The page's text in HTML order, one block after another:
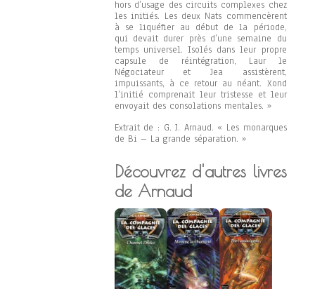
hors d’usage des circuits complexes chez
les initiés. Les deux Nats commencèrent
à se liquéfier au début de la période,
qui devait durer près d’une semaine du
temps universel. Isolés dans leur propre
capsule de réintégration, Laur le
Négociateur et Jea assistèrent,
impuissants, à ce retour au néant. Xond
l’initié comprenait leur tristesse et leur
envoyait des consolations mentales. »
Extrait de : G. J. Arnaud. « Les monarques
de Bi – La grande séparation. »
Découvrez d'autres livres
de Arnaud